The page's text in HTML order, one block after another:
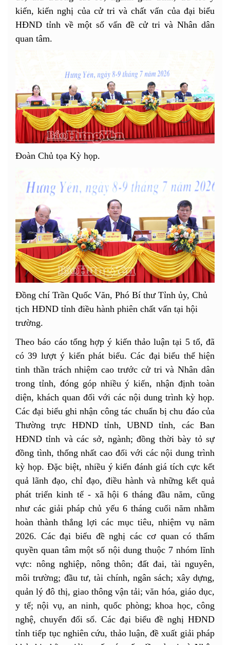
kiến, kiến nghị của cử tri và chất vấn của đại biểu
HĐND tỉnh về một số vấn đề cử tri và Nhân dân
quan tâm.
Đoàn Chủ tọa Kỳ họp.
Đồng chí Trần Quốc Văn, Phó Bí thư Tỉnh ủy, Chủ
tịch HĐND tỉnh điều hành phiên chất vấn tại hội
trường.
Theo báo cáo tổng hợp ý kiến thảo luận tại 5 tổ, đã
có 39 lượt ý kiến phát biểu. Các đại biểu thể hiện
tinh thần trách nhiệm cao trước cử tri và Nhân dân
trong tỉnh, đóng góp nhiều ý kiến, nhận định toàn
diện, khách quan đối với các nội dung trình kỳ họp.
Các đại biểu ghi nhận công tác chuẩn bị chu đáo của
Thường trực HĐND tỉnh, UBND tỉnh, các Ban
HĐND tỉnh và các sở, ngành; đồng thời bày tỏ sự
đồng tình, thống nhất cao đối với các nội dung trình
kỳ họp. Đặc biệt, nhiều ý kiến đánh giá tích cực kết
quả lãnh đạo, chỉ đạo, điều hành và những kết quả
phát triển kinh tế - xã hội 6 tháng đầu năm, cũng
như các giải pháp chủ yếu 6 tháng cuối năm nhằm
hoàn thành thắng lợi các mục tiêu, nhiệm vụ năm
2026. Các đại biểu đề nghị các cơ quan có thẩm
quyền quan tâm một số nội dung thuộc 7 nhóm lĩnh
vực: nông nghiệp, nông thôn; đất đai, tài nguyên,
môi trường; đầu tư, tài chính, ngân sách; xây dựng,
quản lý đô thị, giao thông vận tải; văn hóa, giáo dục,
y tế; nội vụ, an ninh, quốc phòng; khoa học, công
nghệ, chuyển đổi số. Các đại biểu đề nghị HĐND
tỉnh tiếp tục nghiên cứu, thảo luận, đề xuất giải pháp